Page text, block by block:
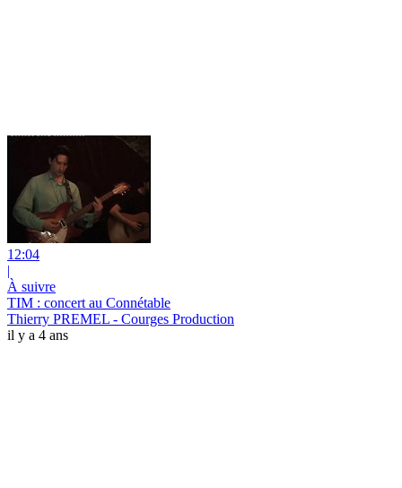
12:04
|
À suivre
TIM : concert au Connétable
Thierry PREMEL - Courges Production
il y a 4 ans